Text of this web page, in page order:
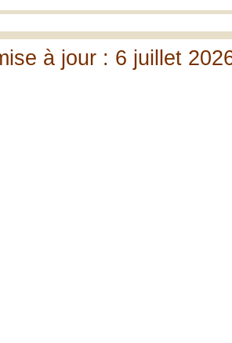
à jour : 6 juillet